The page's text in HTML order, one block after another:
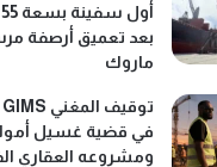
بعد تعميق أرصفة
ماروك
في قضية غسيل
ومشروعه العقاري